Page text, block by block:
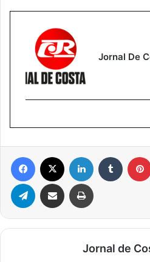
Jornal De
Facebook Linkedin Tumblr
Telegram Compartilhar via e-mail Imprimir
Jornal de